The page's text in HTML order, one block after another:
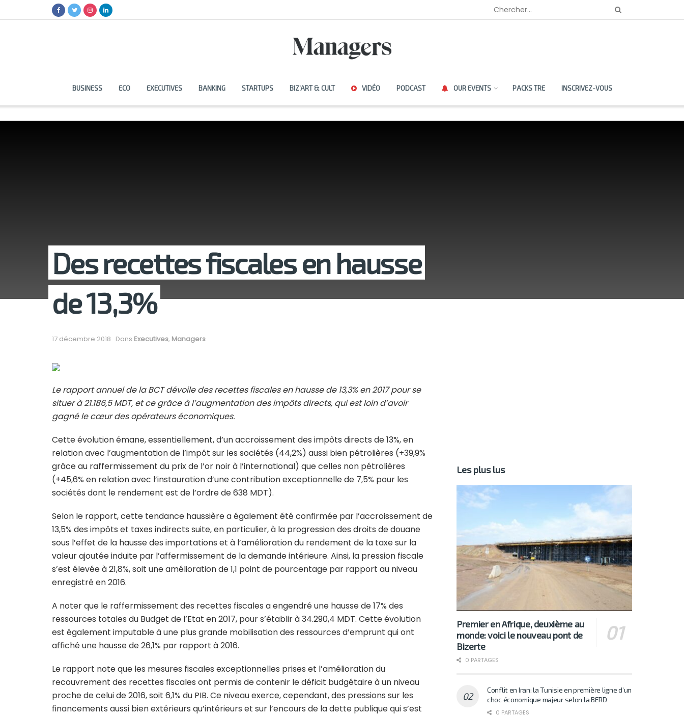
BUSINESS ECO EXECUTIVES BANKING STARTUPS BIZ’ART & CULT VIDÉO PODCAST OUR EVENTS PACKS TRE INSCRIVEZ-VOUS
Des recettes fiscales en hausse
de 13,3%
17 décembre 2018 Dans Executives, Managers
Le rapport annuel de la BCT dévoile des recettes fiscales en hausse de 13,3% en 2017 pour se
situer à 21.186,5 MDT, et ce grâce à l’augmentation des impôts directs, qui est loin d’avoir
gagné le cœur des opérateurs économiques.
Cette évolution émane, essentiellement, d’un accroissement des impôts directs de 13%, en
relation avec l’augmentation de l’impôt sur les sociétés (44,2%) aussi bien pétrolières (+39,9%
grâce au raffermissement du prix de l’or noir à l’international) que celles non pétrolières
(+45,6% en relation avec l’instauration d’une contribution exceptionnelle de 7,5% pour les
sociétés dont le rendement est de l’ordre de 638 MDT).
Selon le rapport, cette tendance haussière a également été confirmée par l’accroissement de
13,5% des impôts et taxes indirects suite, en particulier, à la progression des droits de douane
sous l’effet de la hausse des importations et à l’amélioration du rendement de la taxe sur la
valeur ajoutée induite par l’affermissement de la demande intérieure. Ainsi, la pression fiscale
s’est élevée à 21,8%, soit une amélioration de 1,1 point de pourcentage par rapport au niveau
enregistré en 2016.
A noter que le raffermissement des recettes fiscales a engendré une hausse de 17% des
ressources totales du Budget de l’Etat en 2017, pour s’établir à 34.290,4 MDT. Cette évolution
est également imputable à une plus grande mobilisation des ressources d’emprunt qui ont
affiché une hausse de 26,1% par rapport à 2016.
Le rapport note que les mesures fiscales exceptionnelles prises et l’amélioration du
recouvrement des recettes fiscales ont permis de contenir le déficit budgétaire à un niveau
proche de celui de 2016, soit 6,1% du PIB. Ce niveau exerce, cependant, des pressions sur les
financements aussi bien extérieurs qu’intérieurs et sur l’encours de la dette publique qui s’est
Les plus lus
Premier en Afrique, deuxième au
monde: voici le nouveau pont de
Bizerte
0 PARTAGES
Conflit en Iran: la Tunisie en première ligne d’un
choc économique majeur selon la BERD
0 PARTAGES